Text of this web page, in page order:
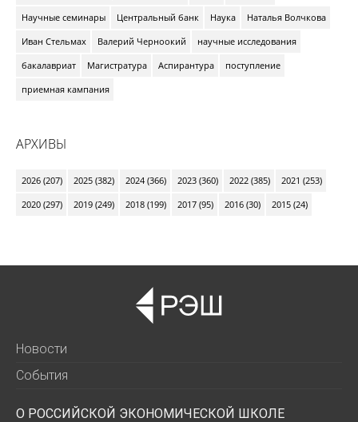
Научные семинары
Центральный банк Наука
Наталья Волчкова
Иван Стельмах
Валерий Черноокий
научные исследования
бакалавриат
Магистратура Аспирантура
поступление
приемная кампания
АРХИВЫ
2026 (207) 2025 (382) 2024 (366) 2023 (360) 2022 (385)
2021 (253)
2020 (297)
2019 (249) 2018 (199) 2017 (95) 2016 (30) 2015 (24)
Новости
События
О РОССИЙСКОЙ ЭКОНОМИЧЕСКОЙ ШКОЛЕ